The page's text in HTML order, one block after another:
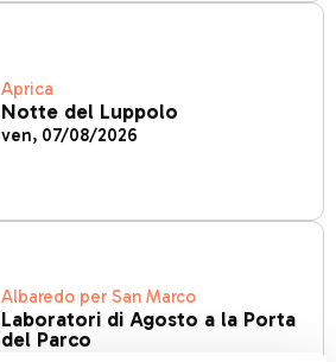
Aprica
Notte del Luppolo
ven, 07/08/2026
Albaredo per San Marco
Laboratori di Agosto a la Porta
del Parco